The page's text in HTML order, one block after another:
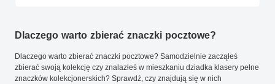
Dlaczego warto zbierać znaczki pocztowe?
Dlaczego warto zbierać znaczki pocztowe? Samodzielnie zacząłeś
zbierać swoją kolekcję czy znalazłeś w mieszkaniu dziadka klasery pełne
znaczków kolekcjonerskich? Sprawdź, czy znajdują się w nich